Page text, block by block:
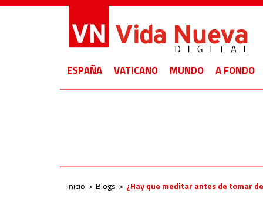
ESPAÑA VATICANO MUNDO A FONDO
Inicio Blogs ¿Hay que meditar antes de tomar